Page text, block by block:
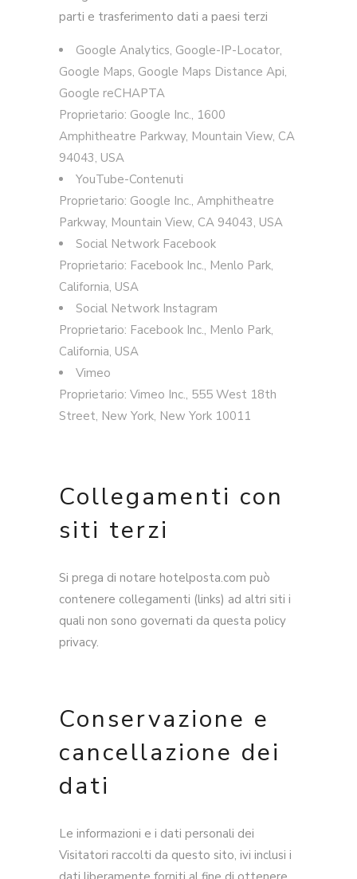
parti e trasferimento dati a paesi terzi
Google Analytics, Google-IP-Locator,
Google Maps, Google Maps Distance Api,
Google reCHAPTA
Proprietario: Google Inc., 1600
Amphitheatre Parkway, Mountain View, CA
94043, USA
YouTube-Contenuti
Proprietario: Google Inc., Amphitheatre
Parkway, Mountain View, CA 94043, USA
Social Network Facebook
Proprietario: Facebook Inc., Menlo Park,
California, USA
Social Network Instagram
Proprietario: Facebook Inc., Menlo Park,
California, USA
Vimeo
Proprietario: Vimeo Inc., 555 West 18th
Street, New York, New York 10011
Collegamenti con
siti terzi
Si prega di notare hotelposta.com può
contenere collegamenti (links) ad altri siti i
quali non sono governati da questa policy
privacy.
Conservazione e
cancellazione dei
dati
Le informazioni e i dati personali dei
Visitatori raccolti da questo sito, ivi inclusi i